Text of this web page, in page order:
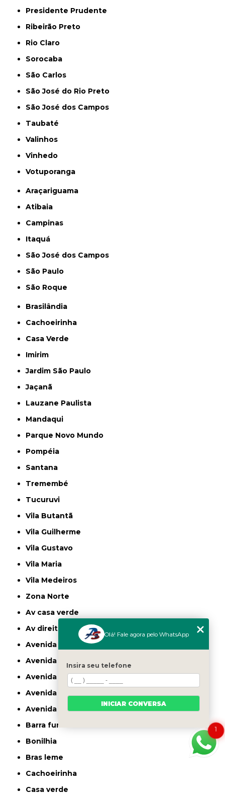
Presidente Prudente
Ribeirão Preto
Rio Claro
Sorocaba
São Carlos
São José do Rio Preto
São José dos Campos
Taubaté
Valinhos
Vinhedo
Votuporanga
Araçariguama
Atibaia
Campinas
Itaquá
São José dos Campos
São Paulo
São Roque
Brasilândia
Cachoeirinha
Casa Verde
Imirim
Jardim São Paulo
Jaçanã
Lauzane Paulista
Mandaqui
Parque Novo Mundo
Pompéia
Santana
Tremembé
Tucuruvi
Vila Butantã
Vila Guilherme
Vila Gustavo
Vila Maria
Vila Medeiros
Zona Norte
av casa verde
av direitos humanos
avenida casa verde
avenida deputado emilio carlos
avenida engenheiro caetano alvares
avenida imirin
avenida inajar de souza
barra funda
bonilhia
bras leme
cachoeirinha
casa verde
1
Olá! Fale agora pelo WhatsApp
Insira seu telefone
INICIAR CONVERSA